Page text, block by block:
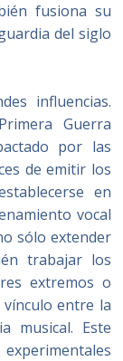
fusiona su
del siglo
influencias.
Guerra
por las
de emitir los
en
vocal
sólo extender
trabajar los
extremos o
entre la
musical. Este